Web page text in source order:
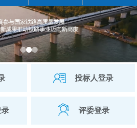
投标人登录
评委登录